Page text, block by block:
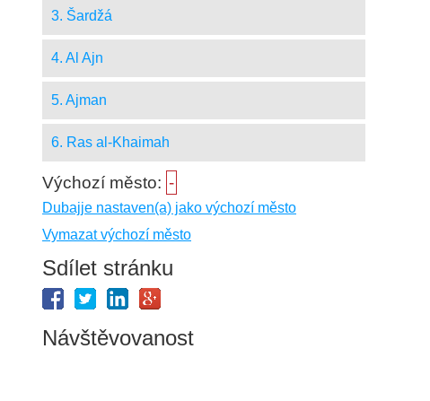
3. Šardžá
4. Al Ajn
5. Ajman
6. Ras al-Khaimah
Výchozí město: -
Dubajje nastaven(a) jako výchozí město
Vymazat výchozí město
Sdílet stránku
Návštěvovanost